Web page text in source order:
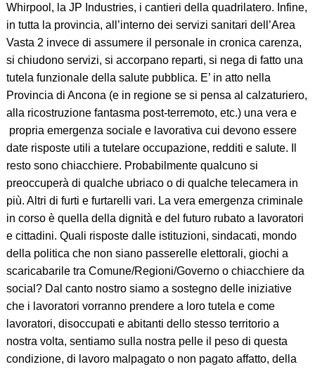
Whirpool, la JP Industries, i cantieri della quadrilatero. Infine,
in tutta la provincia, all’interno dei servizi sanitari dell’Area
Vasta 2 invece di assumere il personale in cronica carenza,
si chiudono servizi, si accorpano reparti, si nega di fatto una
tutela funzionale della salute pubblica. E’ in atto nella
Provincia di Ancona (e in regione se si pensa al calzaturiero,
alla ricostruzione fantasma post-terremoto, etc.) una vera e
propria emergenza sociale e lavorativa cui devono essere
date risposte utili a tutelare occupazione, redditi e salute. Il
resto sono chiacchiere. Probabilmente qualcuno si
preoccuperà di qualche ubriaco o di qualche telecamera in
più. Altri di furti e furtarelli vari. La vera emergenza criminale
in corso è quella della dignità e del futuro rubato a lavoratori
e cittadini. Quali risposte dalle istituzioni, sindacati, mondo
della politica che non siano passerelle elettorali, giochi a
scaricabarile tra Comune/Regioni/Governo o chiacchiere da
social? Dal canto nostro siamo a sostegno delle iniziative
che i lavoratori vorranno prendere a loro tutela e come
lavoratori, disoccupati e abitanti dello stesso territorio a
nostra volta, sentiamo sulla nostra pelle il peso di questa
condizione, di lavoro malpagato o non pagato affatto, della